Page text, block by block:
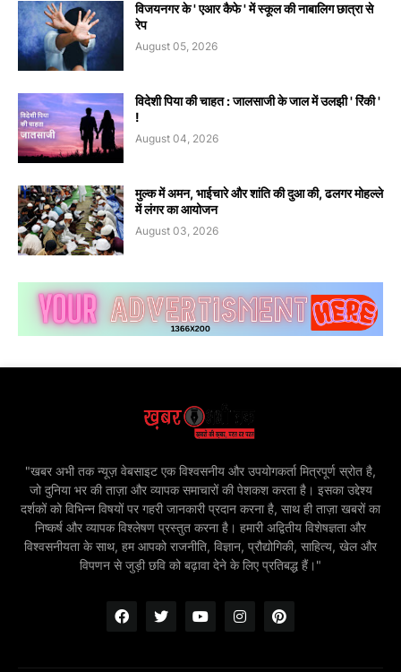
विजयनगर के ' एआर कैफे ' में स्कूल की नाबालिग छात्रा से
रेप
August 05, 2026
विदेशी पिया की चाहत : जालसाजी के जाल में उलझी ' रिंकी '
!
August 04, 2026
मुल्क में अमन, भाईचारे और शांति की दुआ की, ढलगर मोहल्ले
में लंगर का आयोजन
August 03, 2026
"खबर अभी तक न्यूज़ वेबसाइट एक विश्वसनीय और उपयोगकर्ता मित्रपूर्ण स्रोत है,
जो दुनिया भर की ताज़ा और व्यापक समाचारों की पेशकश करता है। इसका उद्देश्य
दर्शकों को विभिन्न विषयों पर गहरी जानकारी प्रदान करना है, साथ ही ताज़ा खबरों का
निष्कर्ष और व्यापक विश्लेषण प्रस्तुत करना है। हमारी अद्वितीय विशेषज्ञता और
विश्वसनीयता के साथ, हम आपको राजनीति, विज्ञान, प्रौद्योगिकी, साहित्य, खेल और
विपणन से जुड़ी छवि को बढ़ावा देने के लिए प्रतिबद्ध हैं।"